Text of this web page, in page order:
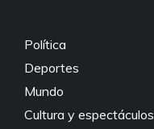
Política
Deportes
Mundo
Cultura y espectáculos